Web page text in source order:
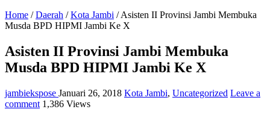
Home / Daerah / Kota Jambi / Asisten II Provinsi Jambi Membuka
Musda BPD HIPMI Jambi Ke X
Asisten II Provinsi Jambi Membuka
Musda BPD HIPMI Jambi Ke X
jambiekspose Januari 26, 2018 Kota Jambi, Uncategorized Leave a
comment 1,386 Views